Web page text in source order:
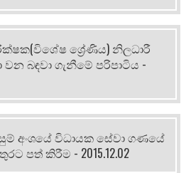
ශ්‍රේණිය) නිලධාරී
බඳවා ගැනීමේ පරිපාටිය -
අංශයේ විධායක සේවා ගණයේ
පත් කිරීම - 2015.12.02